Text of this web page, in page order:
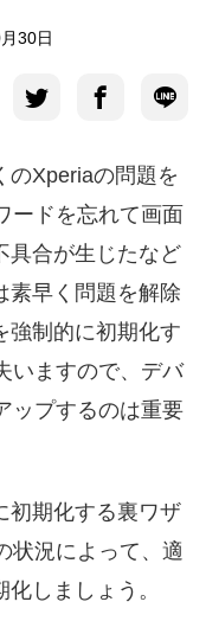
30日
のXperiaの問題を
ードを忘れて画面
具合が生じたなど
素早く問題を解除
強制的に初期化す
いますので、デバ
ップするのは重要
初期化する裏ワザ
状況によって、適
しましょう。